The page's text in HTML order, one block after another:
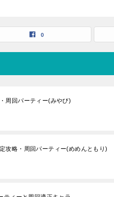
0
周回パーティー(みやび)
攻略・周回パーティー(めめんともり)